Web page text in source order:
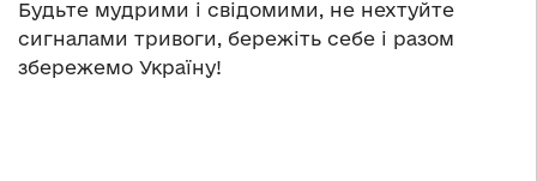
Будьте мудрими і свідомими, не нехтуйте
сигналами тривоги, бережіть себе і разом
збережемо Україну!